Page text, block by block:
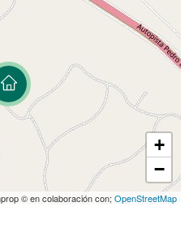
+
−
© en colaboración con; OpenStreetMap